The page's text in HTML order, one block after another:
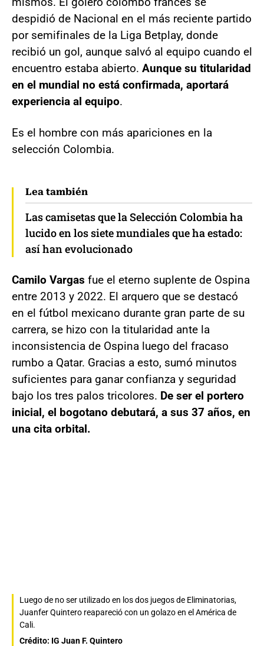
despidió de Nacional en el más reciente partido
por semifinales de la Liga Betplay, donde
recibió un gol, aunque salvó al equipo cuando el
encuentro estaba abierto. Aunque su titularidad
en el mundial no está confirmada, aportará
experiencia al equipo.
Es el hombre con más apariciones en la
selección Colombia.
Lea también
Las camisetas que la Selección Colombia ha
lucido en los siete mundiales que ha estado:
así han evolucionado
Camilo Vargas fue el eterno suplente de Ospina
entre 2013 y 2022. El arquero que se destacó
en el fútbol mexicano durante gran parte de su
carrera, se hizo con la titularidad ante la
inconsistencia de Ospina luego del fracaso
rumbo a Qatar. Gracias a esto, sumó minutos
suficientes para ganar confianza y seguridad
bajo los tres palos tricolores. De ser el portero
inicial, el bogotano debutará, a sus 37 años, en
una cita orbital.
Luego de no ser utilizado en los dos juegos de Eliminatorias,
Juanfer Quintero reapareció con un golazo en el América de
Cali.
Crédito: IG Juan F. Quintero